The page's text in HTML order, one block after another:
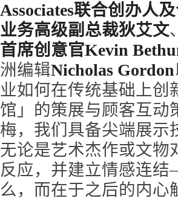
Associates联合创办人
业务高级副总裁狄艾文、
首席创意官Kevin
洲编辑Nicholas Gordon
业如何在传统基础上创
馆」的策展与顾客互动
梅，我们具备尖端展示
无论是艺术杰作或文物
反应，并建立情感连
么，而在于之后的内心